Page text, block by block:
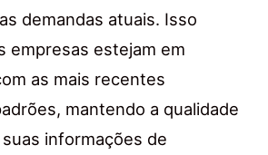
demandas atuais. Isso
empresas estejam em
as mais recentes
mantendo a qualidade
informações de